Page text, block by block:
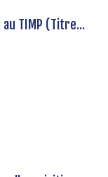
TIMP (Titre...